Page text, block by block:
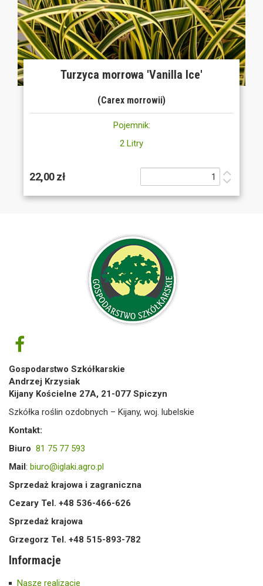
Turzyca morrowa 'Vanilla Ice'
(Carex morrowii)
Pojemnik:
2 Litry
22,00 zł
Gospodarstwo Szkółkarskie
Andrzej Krzysiak
Kijany Kościelne 27A, 21-077 Spiczyn
Szkółka roślin ozdobnych – Kijany, woj. lubelskie
Kontakt:
Biuro 81 75 77 593
Mail: biuro@iglaki.agro.pl
Sprzedaż krajowa i zagraniczna
Cezary Tel. +48 536-466-626
Sprzedaż krajowa
Grzegorz Tel. +48 515-893-782
Informacje
Nasze realizacje